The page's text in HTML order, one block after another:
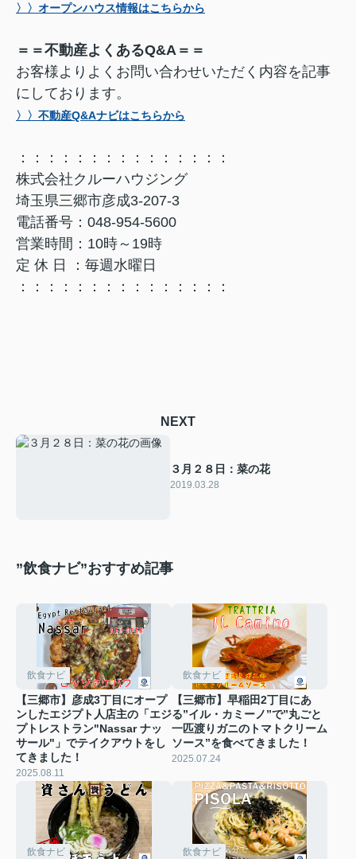
〉〉オープンハウス情報はこちらから
＝＝不動産よくあるQ&A＝＝
お客様よりよくお問い合わせいただく内容を記事
にしております。
〉〉不動産Q&Aナビはこちらから
：：：：：：：：：：：：：：：
株式会社クルーハウジング
埼玉県三郷市彦成3-207-3
電話番号：048-954-5600
営業時間：10時～19時
定 休 日 ：毎週水曜日
：：：：：：：：：：：：：：：
NEXT
３月２８日：菜の花
2019.03.28
”飲食ナビ”おすすめ記事
飲食ナビ
【三郷市】彦成3丁目にオープ
ンしたエジプト人店主の「エジ
プトレストラン"Nassar ナッ
サール"」でテイクアウトをし
てきました！
2025.08.11
飲食ナビ
【三郷市】早稲田2丁目にあ
る”イル・カミーノ”で”丸ごと
一匹渡りガニのトマトクリーム
ソース”を食べてきました！
2025.07.24
飲食ナビ 飲食ナビ